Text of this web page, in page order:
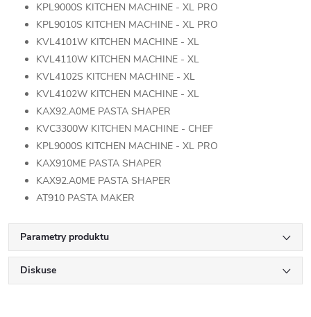
KPL9000S KITCHEN MACHINE - XL PRO
KPL9010S KITCHEN MACHINE - XL PRO
KVL4101W KITCHEN MACHINE - XL
KVL4110W KITCHEN MACHINE - XL
KVL4102S KITCHEN MACHINE - XL
KVL4102W KITCHEN MACHINE - XL
KAX92.A0ME PASTA SHAPER
KVC3300W KITCHEN MACHINE - CHEF
KPL9000S KITCHEN MACHINE - XL PRO
KAX910ME PASTA SHAPER
KAX92.A0ME PASTA SHAPER
AT910 PASTA MAKER
Parametry produktu
Diskuse